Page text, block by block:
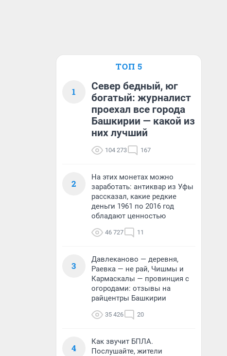
ТОП 5
1
Север бедный, юг
богатый: журналист
проехал все города
Башкирии — какой из
них лучший
104 273 167
2
На этих монетах можно
заработать: антиквар из Уфы
рассказал, какие редкие
деньги 1961 по 2016 год
обладают ценностью
46 727 11
3
Давлеканово — деревня,
Раевка — не рай, Чишмы и
Кармаскалы — провинция с
огородами: отзывы на
райцентры Башкирии
35 426 20
4
Как звучит БПЛА.
Послушайте, жители